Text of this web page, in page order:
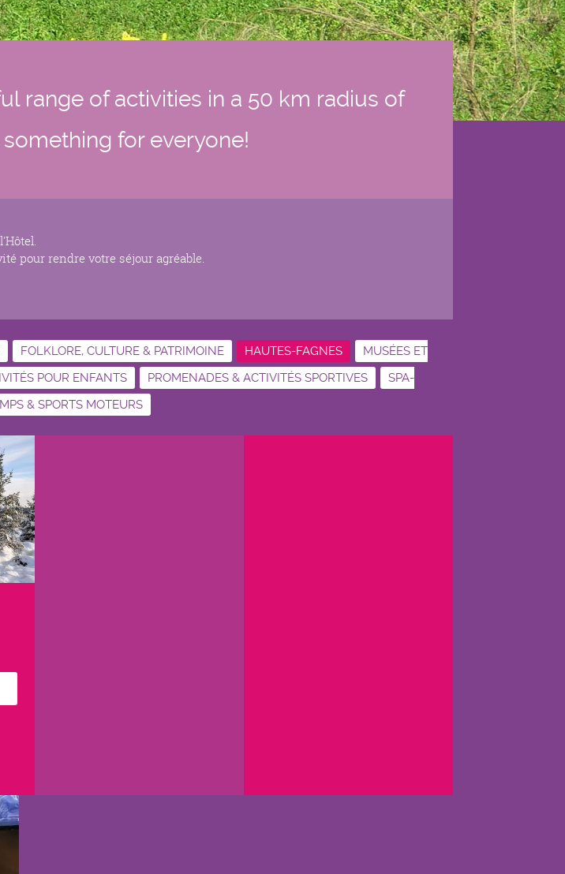
range of activities in a 50 km radius of
for everyone!
pour rendre votre séjour agréable.
FOLKLORE, CULTURE & PATRIMOINE HAUTES-FAGNES
MUSÉES ET
POUR ENFANTS PROMENADES & ACTIVITÉS SPORTIVES
SPA-
& SPORTS MOTEURS